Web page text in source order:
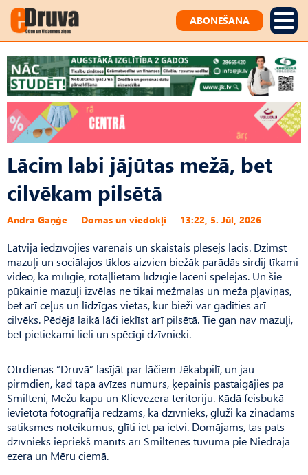
ABONĒŠANA
Lācim labi jājūtas mežā, bet
cilvēkam pilsētā
Andra Gaņģe Domas un viedokļi 13:22, 5. Jūl, 2026
Latvijā iedzīvojies varenais un skaistais plēsējs lācis. Dzimst
mazuļi un sociālajos tīklos aizvien biežāk parādās sirdij tīkami
video, kā mīlīgie, rotaļlietām līdzīgie lācēni spēlējas. Un šie
pūkainie mazuļi izvēlas ne tikai mežmalas un meža pļaviņas,
bet arī ceļus un līdzīgas vietas, kur bieži var gadīties arī
cilvēks. Pēdējā laikā lāči ieklīst arī pilsētā. Tie gan nav mazuļi,
bet pietiekami lieli un spēcīgi dzīvnieki.
Otrdienas “Druvā” lasījāt par lāčiem Jēkabpilī, un jau
pirmdien, kad tapa avīzes numurs, ķepainis pastaigājies pa
Smilteni, Mežu kapu un Klievezera teritoriju. Kādā feisbukā
ievietotā fotogrāfijā redzams, ka dzīvnieks, gluži kā zinādams
satiksmes noteikumus, glīti iet pa ietvi. Domājams, tas pats
dzīvnieks iepriekš manīts arī Smiltenes tuvumā pie Niedrāja
ezera un Mēru ciemā.